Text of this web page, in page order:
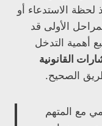
لحظة الاستدعاء أو
الأولى قد
أهمية التدخل
القانونية
الصحيح.
مع المتهم